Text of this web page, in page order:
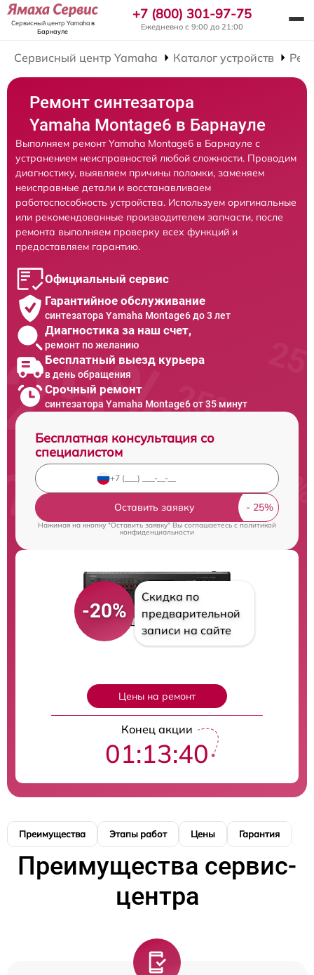
Сервисный центр Yamahaв
Барнауле
+7 (800) 301-97-75
Ежедневно с 9:00 до 21:00
Сервисный центр Yamaha Каталог устройств
Ремонт синтезатора
Yamaha Montage6 в Барнауле
Выполняем ремонт Yamaha Montage6 в Барнауле с
устранением неисправностей любой сложности. Проводим
диагностику, выявляем причины поломки, заменяем
неисправные детали и восстанавливаем
работоспособность устройства. Используем оригинальные
или рекомендованные производителем запчасти, после
ремонта выполняем проверку всех функций и
предоставляем гарантию.
Официальный сервис
Гарантийное обслуживание
синтезатора Yamaha Montage6 до 3 лет
Диагностика за наш счет,
ремонт по желанию
Бесплатный выезд курьера
в день обращения
Срочный ремонт
синтезатора Yamaha Montage6 от 35 минут
Бесплатная консультация со
специалистом
Оставить заявку
Нажимая на кнопку "Оставить заявку" Вы соглашаетесь cполитикой
конфиденциальности
-20%
Скидка по
предварительной
записи на сайте
Цены на ремонт
Конец акции
01:13:39
Преимущества Этапы работ Цены Гарантия
Преимущества сервис-
центра